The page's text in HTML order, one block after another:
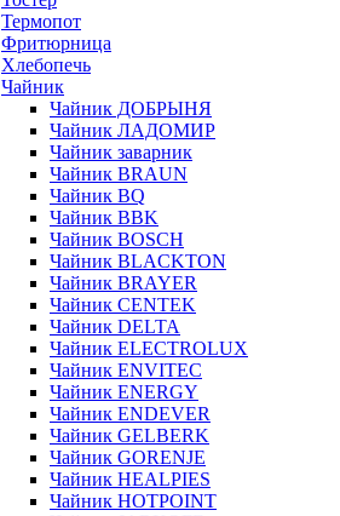
Термопот
Фритюрница
Хлебопечь
Чайник
Чайник ДОБРЫНЯ
Чайник ЛАДОМИР
Чайник заварник
Чайник BRAUN
Чайник BQ
Чайник BBK
Чайник BOSCH
Чайник BLACKTON
Чайник BRAYER
Чайник CENTEK
Чайник DELTA
Чайник ELECTROLUX
Чайник ENVITEC
Чайник ENERGY
Чайник ENDEVER
Чайник GELBERK
Чайник GORENJE
Чайник HEALPIES
Чайник HOTPOINT